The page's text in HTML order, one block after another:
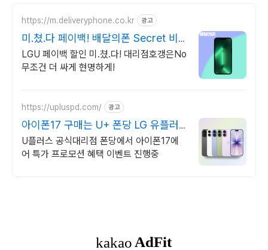
https://m.deliveryphone.co.kr 광고
미.쳤.다 페이백! 배달의폰 Secret 비
밀지원금!
LGU 페이백 할인 미.쳤.다! 대리점호갱은No
무조건 더 싸게 현명하게!
https://upluspd.com/ 광고
아이폰17 구매는 U+ 폰당 LG 유플러
스 공식인증대리점
U플러스 공식대리점 폰당에서 아이폰17에
어 특가 프로모션 혜택 이벤트 진행중